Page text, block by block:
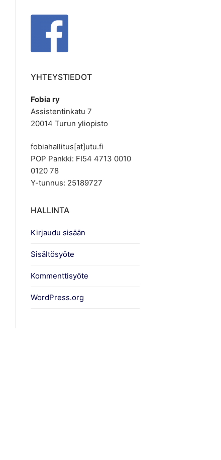
YHTEYSTIEDOT
Fobia ry
Assistentinkatu 7
20014 Turun yliopisto
fobiahallitus[at]utu.fi
POP Pankki: FI54 4713 0010
0120 78
Y-tunnus: 25189727
HALLINTA
Kirjaudu sisään
Sisältösyöte
Kommenttisyöte
WordPress.org